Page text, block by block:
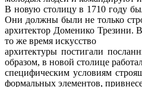
В новую столицу в 1710 году
Они должны были не только
архитектор Доменико
то же время искусство
архитектуры постигали
образом, в новой столице
специфическим условиям
формальных элементов,